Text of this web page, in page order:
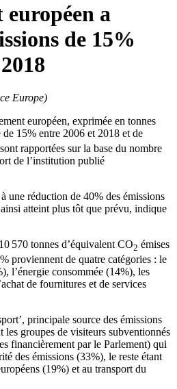
a
de 15%
Europe)
européen, exprimée en tonnes
de 15% entre 2006 et 2018 et de
rapportées sur la base du nombre
de l’institution publié
une réduction de 40% des émissions
atteint plus tôt que prévu, indique
570 tonnes d’équivalent CO2 émises
proviennent de quatre catégories : le
l’énergie consommée (14%), les
de fournitures et de services
principale source des émissions
les groupes de visiteurs subventionnés
financièrement par le Parlement) qui
des émissions (33%), le reste étant
(19%) et au transport du